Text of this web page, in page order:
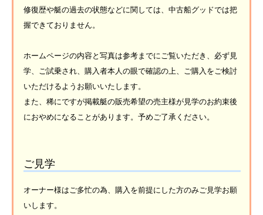
修復歴や艇の過去の状態などに関しては、中古船グッドでは把
握できておりません。
ホームページの内容と写真は参考までにご覧いただき、必ず見
学、ご試乗され、購入者本人の眼で確認の上、ご購入をご検討
いただけるようお願いいたします。
また、稀にですが掲載艇の販売希望の売主様が見学のお約束後
におやめになることがあります。予めご了承ください。
ご見学
オーナー様はご多忙の為、購入を前提にした方のみご見学お願
いします。